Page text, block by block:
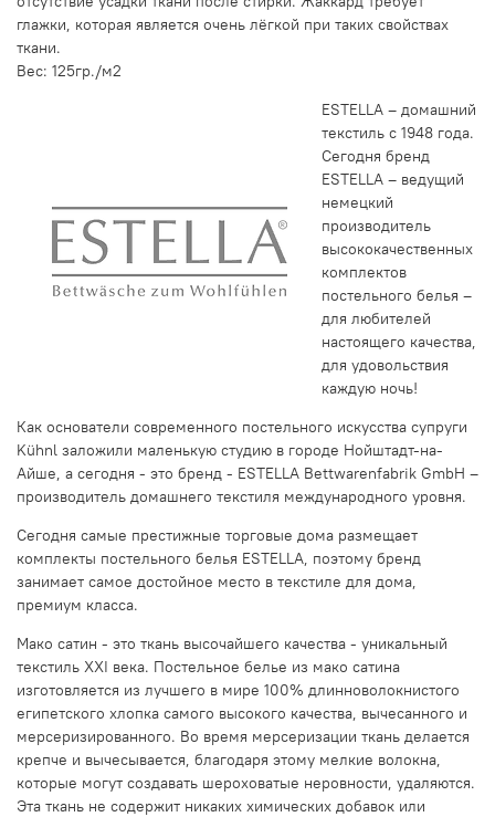
глажки, которая является очень лёгкой при таких свойствах
ткани.
Вес: 125гр./м2
ESTELLA – домашний
текстиль с 1948 года.
Сегодня бренд
ESTELLA – ведущий
немецкий
производитель
высококачественных
комплектов
постельного белья –
для любителей
настоящего качества,
для удовольствия
каждую ночь!
Как основатели современного постельного искусства супруги
Kühnl заложили маленькую студию в городе Нойштадт-на-
Айше, а сегодня - это бренд - ESTELLA Bettwarenfabrik GmbH –
производитель домашнего текстиля международного уровня.
Сегодня самые престижные торговые дома размещает
комплекты постельного белья ESTELLA, поэтому бренд
занимает самое достойное место в текстиле для дома,
премиум класса.
Мако сатин - это ткань высочайшего качества - уникальный
текстиль XXI века. Постельное бельe из мако сатина
изготовляется из лучшего в мире 100% длинноволокнистого
египетского хлопка самого высокого качества, вычесанного и
мерсеризированного. Во время мерсеризации ткань делается
крепче и вычeсывается, благодаря этому мелкие волокна,
которые могут создавать шероховатые неровности, удаляются.
Эта ткань не содержит никаких химических добавок или